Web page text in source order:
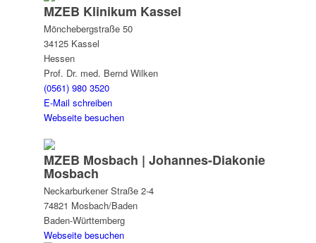
MZEB Klinikum Kassel
Mönchebergstraße 50
34125 Kassel
Hessen
Prof. Dr. med. Bernd Wilken
(0561) 980 3520
E-Mail schreiben
Webseite besuchen
MZEB Mosbach | Johannes-Diakonie
Mosbach
Neckarburkener Straße 2-4
74821 Mosbach/Baden
Baden-Württemberg
Webseite besuchen